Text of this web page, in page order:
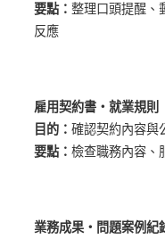
要點： 整理口頭提醒、
反應
雇用契約書・就業規則
目的： 確認契約內容與
要點： 檢查職務內容、
業務成果・問題案例紀